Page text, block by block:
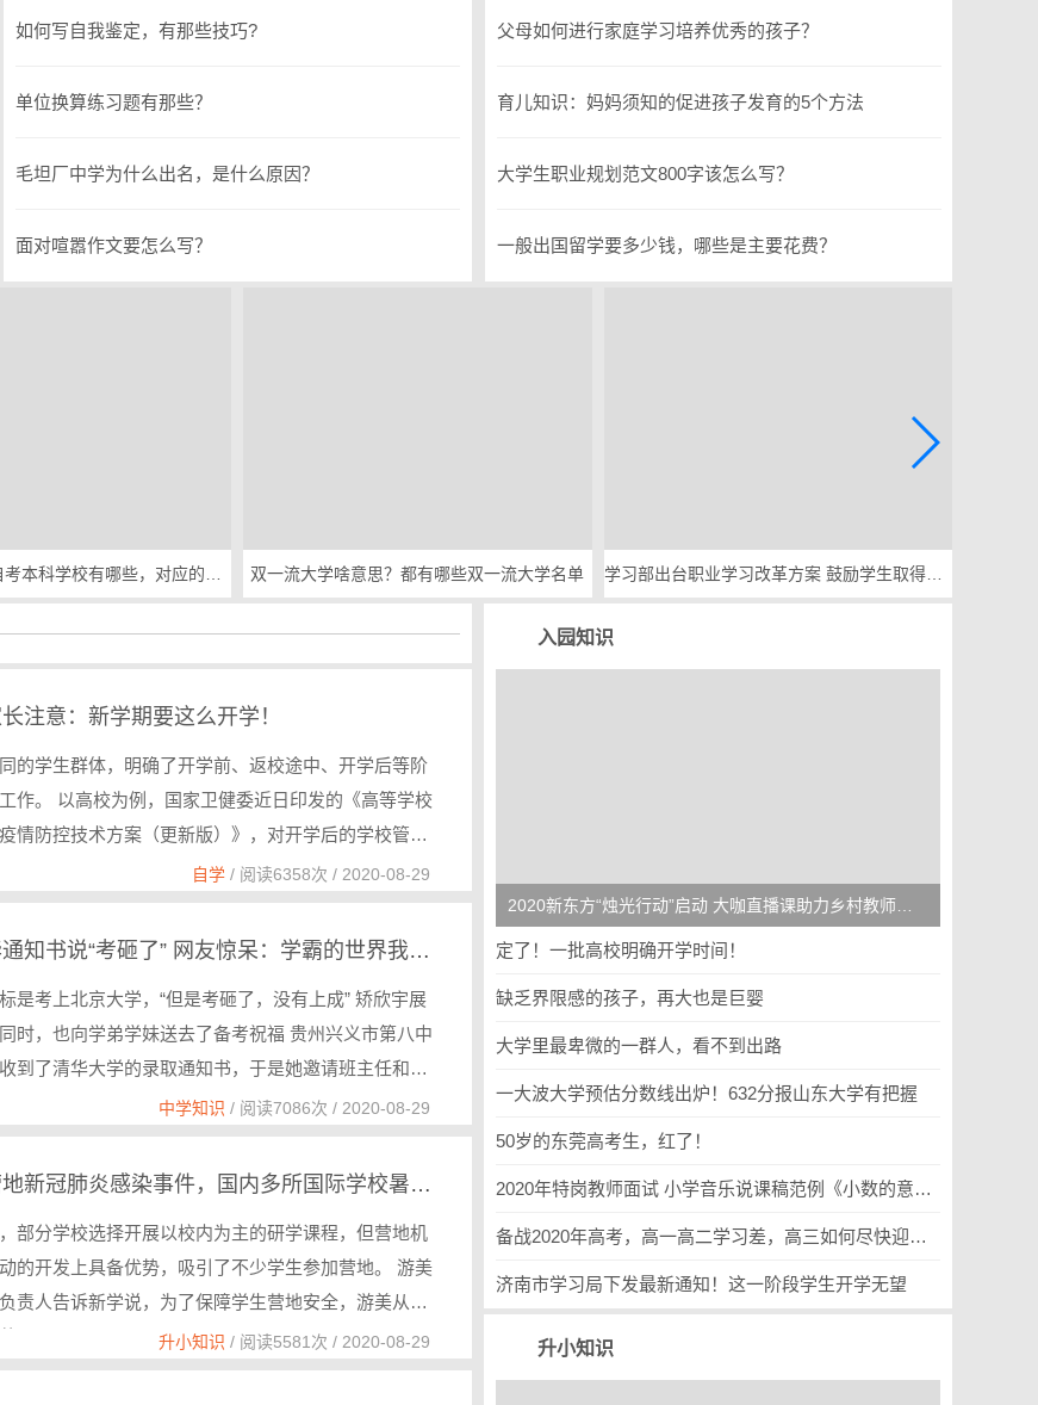
如何写自我鉴定，有那些技巧?
单位换算练习题有那些？
毛坦厂中学为什么出名，是什么原因？
面对喧嚣作文要怎么写？
父母如何进行家庭学习培养优秀的孩子？
育儿知识：妈妈须知的促进孩子发育的5个方法
大学生职业规划范文800字该怎么写？
一般出国留学要多少钱，哪些是主要花费？
双一流大学啥意思？都有哪些双一流大学名单 学习部出台职业学习改革方案 鼓励学生取得多类职业技能等级证书
注意：新学期要这么开学！
的学生群体，明确了开学前、返校途中、开学后等阶
作。 以高校为例，国家卫健委近日印发的《高等学校
情防控技术方案（更新版）》，对开学后的学校管理
自学 / 阅读6358次 / 2020-08-29
女生收到清华通知书说“考砸了” 网友惊呆：学霸的世界我不懂
是考上北京大学，“但是考砸了，没有上成” 矫欣宇展
时，也向学弟学妹送去了备考祝福 贵州兴义市第八中
到了清华大学的录取通知书，于是她邀请班主任和…
中学知识 / 阅读7086次 / 2020-08-29
国外爆两起营地新冠肺炎感染事件，国内多所国际学校暑期活动“停摆”
部分学校选择开展以校内为主的研学课程，但营地机
的开发上具备优势，吸引了不少学生参加营地。 游美
责人告诉新学说，为了保障学生营地安全，游美从营
升小知识 / 阅读5581次 / 2020-08-29
入园知识
定了！一批高校明确开学时间！
缺乏界限感的孩子，再大也是巨婴
大学里最卑微的一群人，看不到出路
一大波大学预估分数线出炉！632分报山东大学有把握
50岁的东莞高考生，红了！
2020年特岗教师面试 小学音乐说课稿范例《小数的意义》【黔进达人学习】
备战2020年高考，高一高二学习差，高三如何尽快迎头赶上？
济南市学习局下发最新通知！这一阶段学生开学无望
升小知识